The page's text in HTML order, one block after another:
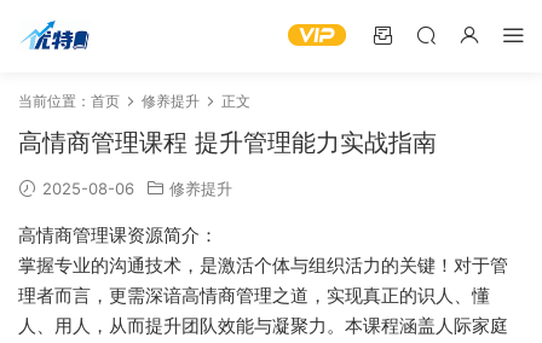
当前位置： 首页 修养提升 正文
高情商管理课程 提升管理能力实战指南
2025-08-06 修养提升
高情商管理课资源简介：
掌握专业的沟通技术，是激活个体与组织活力的关键！对于管
理者而言，更需深谙高情商管理之道，实现真正的识人、懂
人、用人，从而提升团队效能与凝聚力。本课程涵盖人际家庭